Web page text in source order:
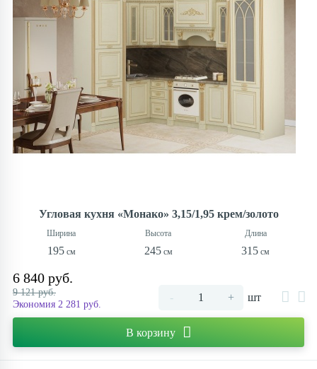
Угловая кухня «Монако» 3,15/1,95 крем/золото
195 245 315
6 840 руб.
9 121 руб.
Экономия 2 281 руб.
- + шт
В корзину